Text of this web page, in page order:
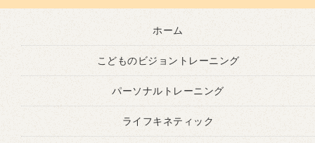
ホーム
こどものビジョントレーニング
パーソナルトレーニング
ライフキネティック